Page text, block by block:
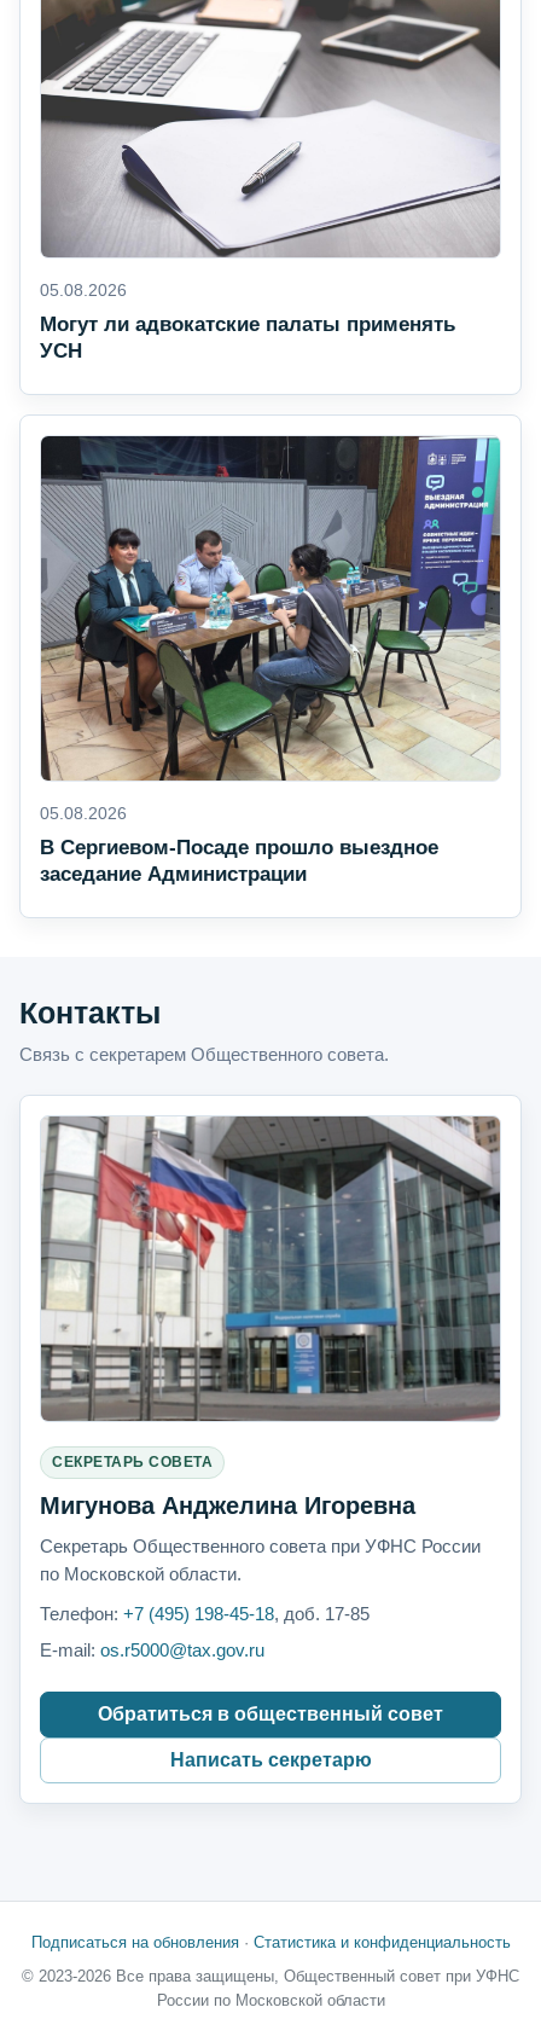
05.08.2026
Могут ли адвокатские палаты применять
УСН
05.08.2026
В Сергиевом-Посаде прошло выездное
заседание Администрации
Контакты
Связь с секретарем Общественного совета.
СЕКРЕТАРЬ СОВЕТА
Мигунова Анджелина Игоревна
Секретарь Общественного совета при УФНС России
по Московской области.
Телефон: +7 (495) 198-45-18, доб. 17-85
E-mail: os.r5000@tax.gov.ru
Обратиться в общественный совет
Написать секретарю
Подписаться на обновления· Статистика и конфиденциальность
© 2023-2026 Все права защищены, Общественный совет при УФНС
России по Московской области